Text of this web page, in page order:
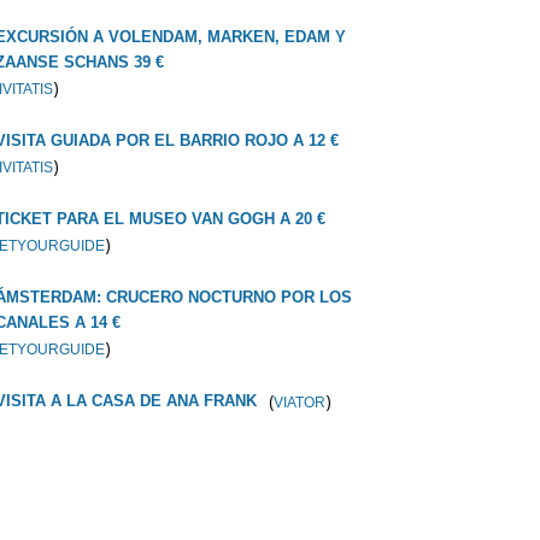
A VOLENDAM, MARKEN, EDAM Y
SCHANS 39 €
)
GUIADA POR EL BARRIO ROJO A 12 €
)
PARA EL MUSEO VAN GOGH A 20 €
)
CRUCERO NOCTURNO POR LOS
A 14 €
)
A LA CASA DE ANA FRANK (VIATOR)